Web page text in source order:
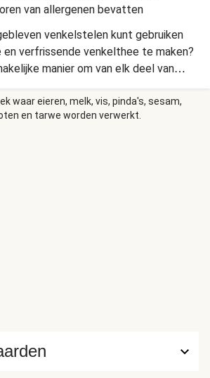
van allergenen bevatten
venkelstelen kunt gebruiken
en verfrissende venkelthee te maken?
manier om van elk deel van
waar eieren, melk, vis, pinda's, sesam,
en tarwe worden verwerkt.